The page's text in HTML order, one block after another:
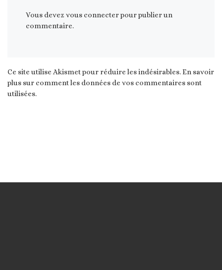
Vous devez vous connecterpour publier un
commentaire.
Ce site utilise Akismet pour réduire les indésirables.En savoir
plus sur comment les données de vos commentaires sont
utilisées.